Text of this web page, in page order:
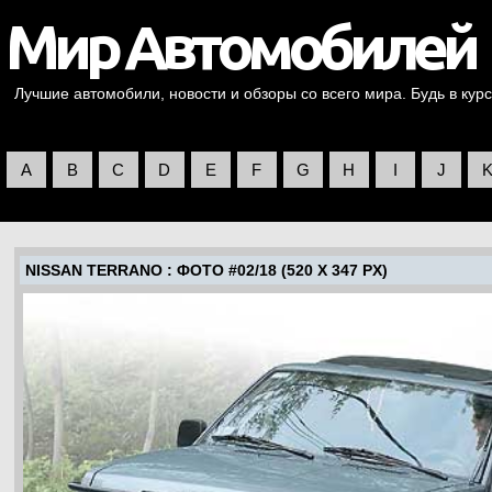
Лучшие автомобили, новости и обзоры со всего мира. Будь в
A B C D E F G H I J K
NISSAN TERRANO : ФОТО #02/18 (520 X 347 PX)